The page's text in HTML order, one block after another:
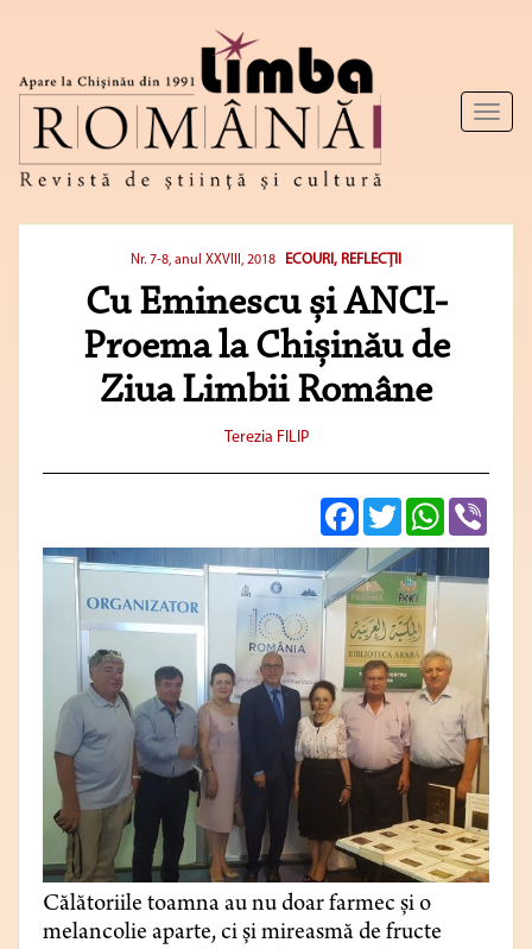
Toggle
Nr. 7-8, anul XXVIII, 2018 ECOURI, REFLECȚII
Cu Eminescu și ANCI-
Proema la Chișinău de
Ziua Limbii Române
Terezia FILIP
FacebookTwitterWhatsApp
Călătoriile toamna au nu doar farmec și o
melancolie aparte, ci și mireasmă de fructe